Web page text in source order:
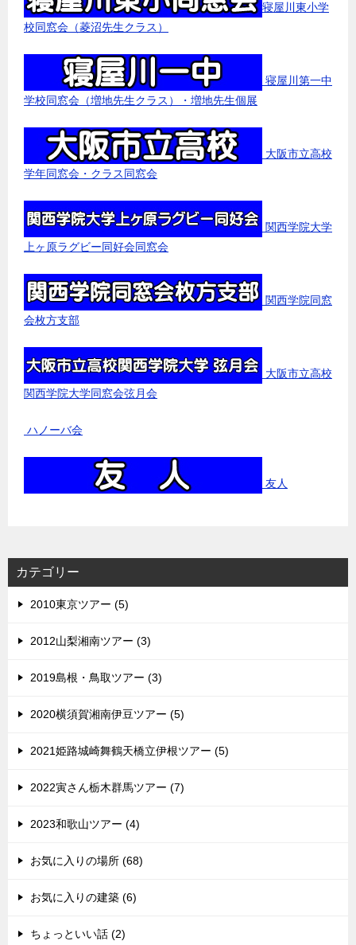
寝屋川東小学
校同窓会（菱沼先生クラス）
寝屋川第一中
学校同窓会（増地先生クラス）・増地先生個展
大阪市立高校
学年同窓会・クラス同窓会
関西学院大学
上ヶ原ラグビー同好会同窓会
関西学院同窓
会枚方支部
大阪市立高校
関西学院大学同窓会弦月会
ハノーバ会
友人
カテゴリー
2010東京ツアー (5)
2012山梨湘南ツアー (3)
2019島根・鳥取ツアー (3)
2020横須賀湘南伊豆ツアー (5)
2021姫路城崎舞鶴天橋立伊根ツアー (5)
2022寅さん栃木群馬ツアー (7)
2023和歌山ツアー (4)
お気に入りの場所 (68)
お気に入りの建築 (6)
ちょっといい話 (2)